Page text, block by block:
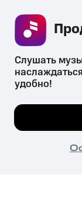
психотропных
их незаконный
© 2026 ООО
Все права
Мы
Слушать
удобно!